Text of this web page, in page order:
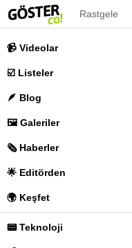
📹 Videolar
☑️ Listeler
🪶 Blog
🖼️ Galeriler
🗞️ Haberler
🌟 Editörden
🌍 Keşfet
📟 Teknoloji
Rastgele